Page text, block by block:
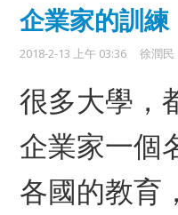
企業家的訓練
2018-2-13 上午 03:36 徐潤民
很多大學，
企業家一個
各國的教育